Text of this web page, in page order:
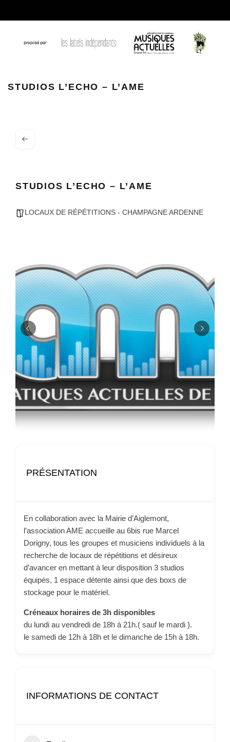
STUDIOS L’ECHO – L’AME
STUDIOS L’ECHO – L’AME
LOCAUX DE RÉPÉTITIONS - CHAMPAGNE ARDENNE
PRÉSENTATION
En collaboration avec la Mairie d’Aiglemont,
l’association AME accueille au 6bis rue Marcel
Dorigny, tous les groupes et musiciens individuels à la
recherche de locaux de répétitions et désireux
d’avancer en mettant à leur disposition 3 studios
équipés, 1 espace détente ainsi que des boxs de
stockage pour le matériel.
Créneaux horaires de 3h disponibles
du lundi au vendredi de 18h à 21h.( sauf le mardi ).
le samedi de 12h à 18h et le dimanche de 15h à 18h.
INFORMATIONS DE CONTACT